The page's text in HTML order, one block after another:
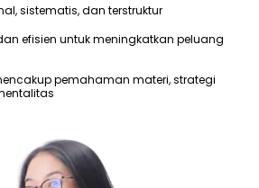
sistematis, dan terstruktur
efisien untuk meningkatkan peluang
pemahaman materi, strategi